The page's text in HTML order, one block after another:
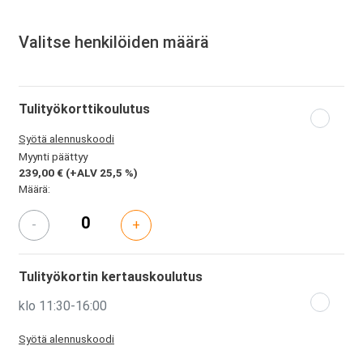
Valitse henkilöiden määrä
Tulityökorttikoulutus
Syötä alennuskoodi
Myynti päättyy
239,00 € (+ALV 25,5 %)
Määrä:
- +
Tulityökortin kertauskoulutus
klo 11:30-16:00
Syötä alennuskoodi